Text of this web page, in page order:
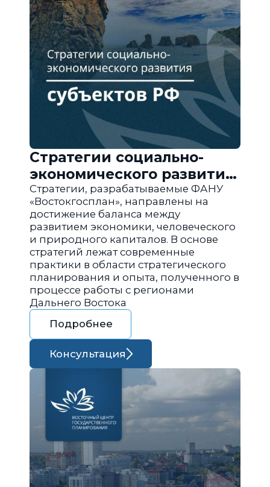
Стратегии социально-
экономического развития
субъектов РФ
Стратегии, разрабатываемые ФАНУ
«Востокгосплан», направлены на
достижение баланса между
развитием экономики, человеческого
и природного капиталов. В основе
стратегий лежат современные
практики в области стратегического
планирования и опыта, полученного в
процессе работы с регионами
Дальнего Востока
Подробнее
Консультация